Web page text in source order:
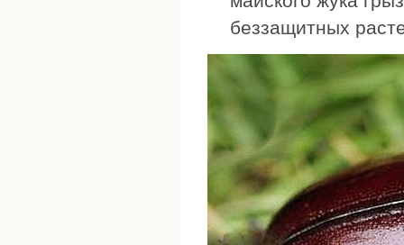
беззащитных